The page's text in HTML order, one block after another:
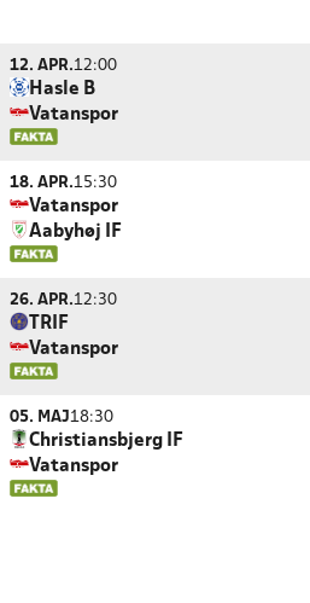
12. APR.12:00
Hasle B
Vatanspor
18. APR.15:30
Vatanspor
Aabyhøj IF
26. APR.12:30
TRIF
Vatanspor
05. MAJ18:30
Christiansbjerg IF
Vatanspor